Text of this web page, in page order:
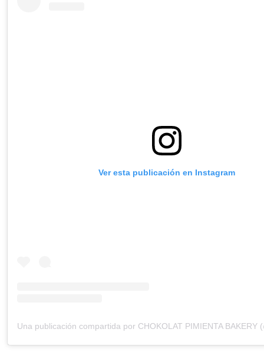
Ver esta publicación en Instagram